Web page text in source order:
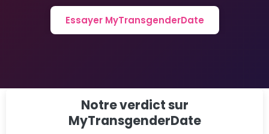
Essayer MyTransgenderDate
Notre verdict sur
MyTransgenderDate